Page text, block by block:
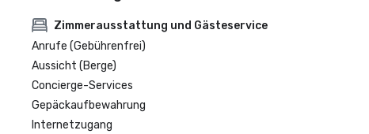
Zimmerausstattung und Gästeservice
Anrufe (Gebührenfrei)
Aussicht (Berge)
Concierge-Services
Gepäckaufbewahrung
Internetzugang